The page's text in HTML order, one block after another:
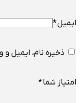
ایمیل*
ذخیره نام، ایمیل
امتیاز شما*